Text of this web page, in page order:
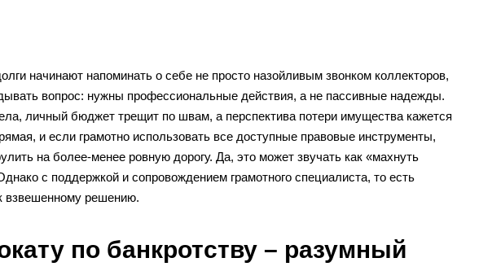
начинают напоминать о себе не просто назойливым звонком коллекторов,
вопрос: нужны профессиональные действия, а не пассивные надежды.
личный бюджет трещит по швам, а перспектива потери имущества кажется
и если грамотно использовать все доступные правовые инструменты,
на более-менее ровную дорогу. Да, это может звучать как «махнуть
с поддержкой и сопровождением грамотного специалиста, то есть
взвешенному решению.
по банкротству – разумный